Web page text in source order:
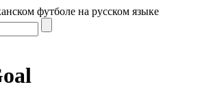
футболе на русском языке